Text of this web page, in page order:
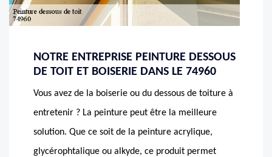
NOTRE ENTREPRISE PEINTURE DESSOUS
DE TOIT ET BOISERIE DANS LE 74960
Vous avez de la boiserie ou du dessous de toiture à
entretenir ? La peinture peut être la meilleure
solution. Que ce soit de la peinture acrylique,
glycérophtalique ou alkyde, ce produit permet